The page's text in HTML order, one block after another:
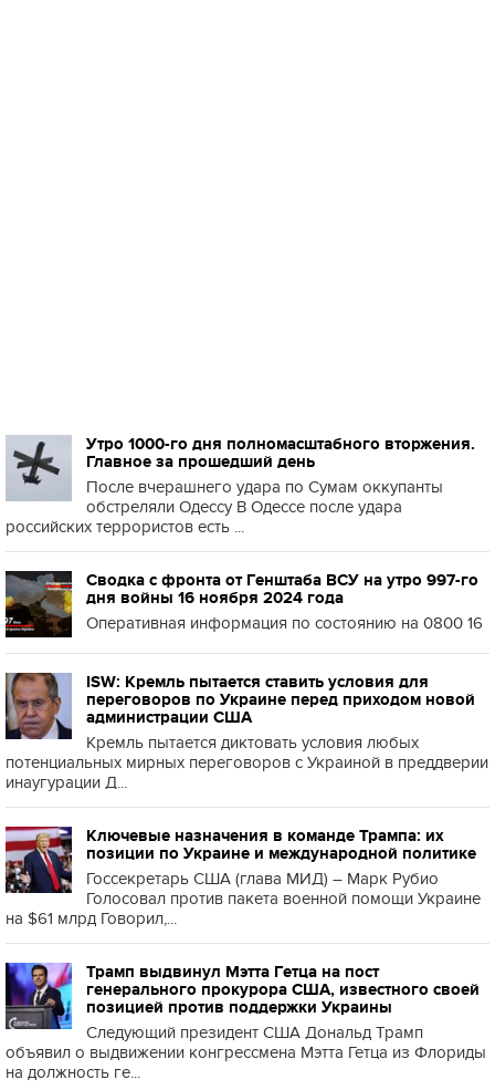
Утро 1000-го дня полномасштабного вторжения.
Главное за прошедший день
После вчерашнего удара по Сумам оккупанты
обстреляли Одессу В Одессе после удара
российских террористов есть ...
Сводка с фронта от Генштаба ВСУ на утро 997-го
дня войны 16 ноября 2024 года
Оперативная информация по состоянию на 0800 16
ISW: Кремль пытается ставить условия для
переговоров по Украине перед приходом новой
администрации США
Кремль пытается диктовать условия любых
потенциальных мирных переговоров с Украиной в преддверии
инаугурации Д...
Ключевые назначения в команде Трампа: их
позиции по Украине и международной политике
Госсекретарь США (глава МИД) – Марк Рубио
Голосовал против пакета военной помощи Украине
на $61 млрд Говорил,...
Трамп выдвинул Мэтта Гетца на пост
генерального прокурора США, известного своей
позицией против поддержки Украины
Следующий президент США Дональд Трамп
объявил о выдвижении конгрессмена Мэтта Гетца из Флориды
на должность ге...